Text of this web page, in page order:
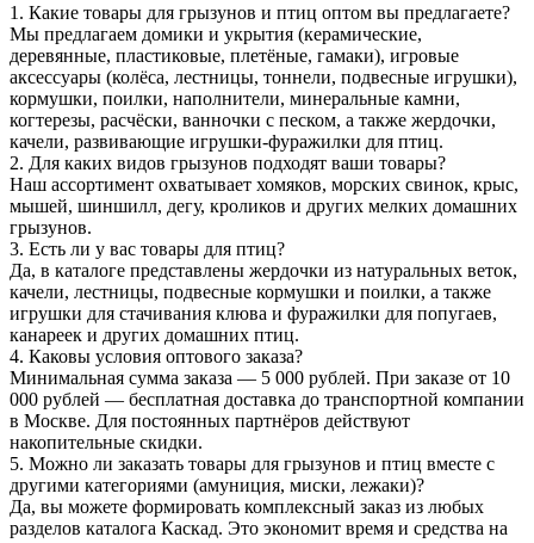
1. Какие товары для грызунов и птиц оптом вы предлагаете?
Мы предлагаем домики и укрытия (керамические,
деревянные, пластиковые, плетёные, гамаки), игровые
аксессуары (колёса, лестницы, тоннели, подвесные игрушки),
кормушки, поилки, наполнители, минеральные камни,
когтерезы, расчёски, ванночки с песком, а также жердочки,
качели, развивающие игрушки-фуражилки для птиц.
2. Для каких видов грызунов подходят ваши товары?
Наш ассортимент охватывает хомяков, морских свинок, крыс,
мышей, шиншилл, дегу, кроликов и других мелких домашних
грызунов.
3. Есть ли у вас товары для птиц?
Да, в каталоге представлены жердочки из натуральных веток,
качели, лестницы, подвесные кормушки и поилки, а также
игрушки для стачивания клюва и фуражилки для попугаев,
канареек и других домашних птиц.
4. Каковы условия оптового заказа?
Минимальная сумма заказа — 5 000 рублей. При заказе от 10
000 рублей — бесплатная доставка до транспортной компании
в Москве. Для постоянных партнёров действуют
накопительные скидки.
5. Можно ли заказать товары для грызунов и птиц вместе с
другими категориями (амуниция, миски, лежаки)?
Да, вы можете формировать комплексный заказ из любых
разделов каталога Каскад. Это экономит время и средства на